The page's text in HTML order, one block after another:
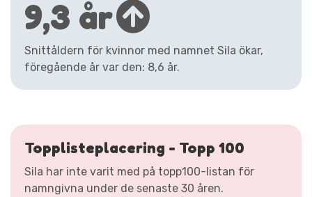
9,3 år
Snittåldern för kvinnor med namnet Sila ökar,
föregående år var den: 8,6 år.
Topplisteplacering - Topp 100
Sila har inte varit med på topp100-listan för
namngivna under de senaste 30 åren.